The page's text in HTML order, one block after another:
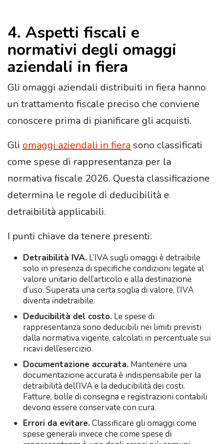
4. Aspetti fiscali e
normativi degli omaggi
aziendali in fiera
Gli omaggi aziendali distribuiti in fiera hanno
un trattamento fiscale preciso che conviene
conoscere prima di pianificare gli acquisti.
Gli omaggi aziendali in fiera sono classificati
come spese di rappresentanza per la
normativa fiscale 2026. Questa classificazione
determina le regole di deducibilità e
detraibilità applicabili.
I punti chiave da tenere presenti:
Detraibilità IVA. L’IVA sugli omaggi è detraibile
solo in presenza di specifiche condizioni legate al
valore unitario dell’articolo e alla destinazione
d’uso. Superata una certa soglia di valore, l’IVA
diventa indetraibile.
Deducibilità del costo. Le spese di
rappresentanza sono deducibili nei limiti previsti
dalla normativa vigente, calcolati in percentuale sui
ricavi dell’esercizio.
Documentazione accurata. Mantenere una
documentazione accurata è indispensabile per la
detraibilità dell’IVA e la deducibilità dei costi.
Fatture, bolle di consegna e registrazioni contabili
devono essere conservate con cura.
Errori da evitare. Classificare gli omaggi come
spese generali invece che come spese di